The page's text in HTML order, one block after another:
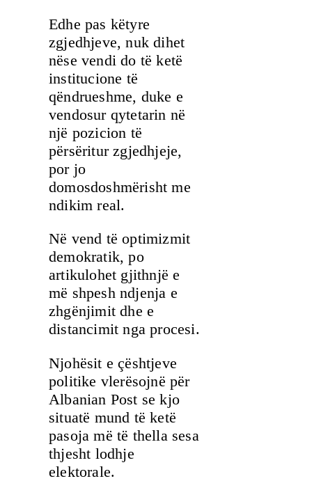
Edhe pas këtyre
zgjedhjeve, nuk dihet
nëse vendi do të ketë
institucione të
qëndrueshme, duke e
vendosur qytetarin në
një pozicion të
përsëritur zgjedhjeje,
por jo
domosdoshmërisht me
ndikim real.
Në vend të optimizmit
demokratik, po
artikulohet gjithnjë e
më shpesh ndjenja e
zhgënjimit dhe e
distancimit nga procesi.
Njohësit e çështjeve
politike vlerësojnë për
Albanian Post se kjo
situatë mund të ketë
pasoja më të thella sesa
thjesht lodhje
elektorale.